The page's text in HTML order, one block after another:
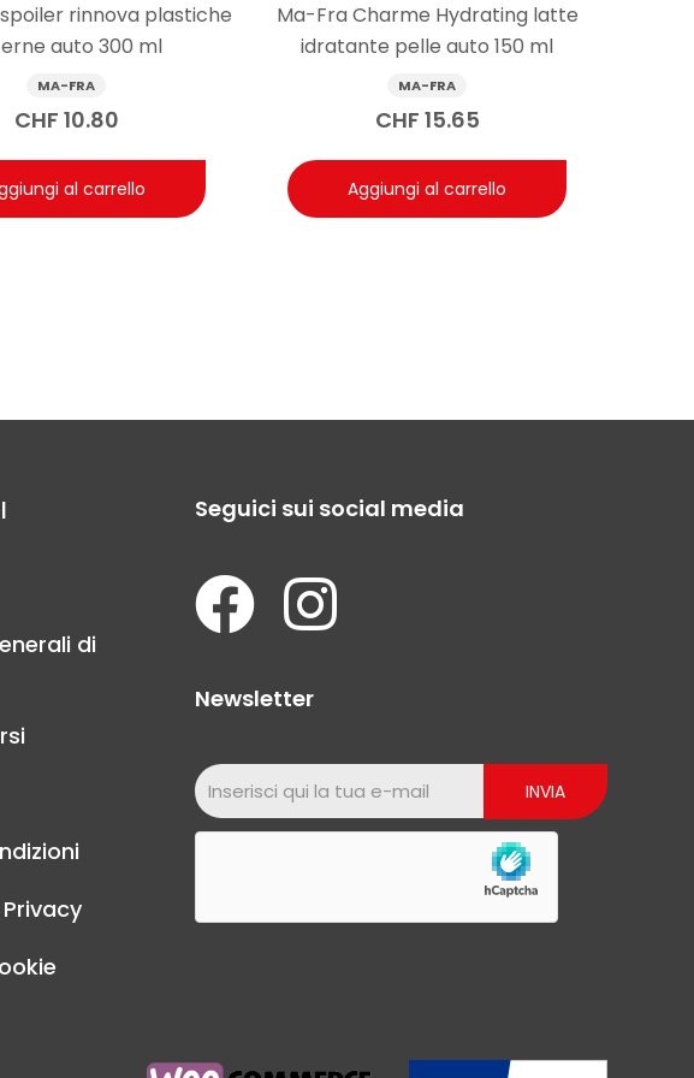
rinnova plastiche
auto 300 ml
MA-FRA
CHF 10.80
al carrello
Ma-Fra Charme Hydrating latte
idratante pelle auto 150 ml
MA-FRA
CHF 15.65
Aggiungi al carrello
di
Seguici sui social media
Newsletter